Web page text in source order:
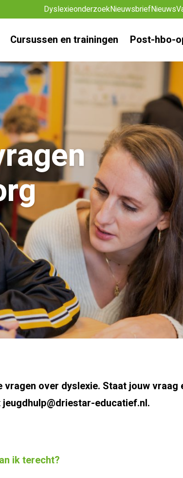
DyslexieonderzoekNieuwsbriefNieuws
Cursussen en trainingen Post-hbo-
vragen over dyslexie. Staat jouw vraag
educatief.nl.
ik terecht?